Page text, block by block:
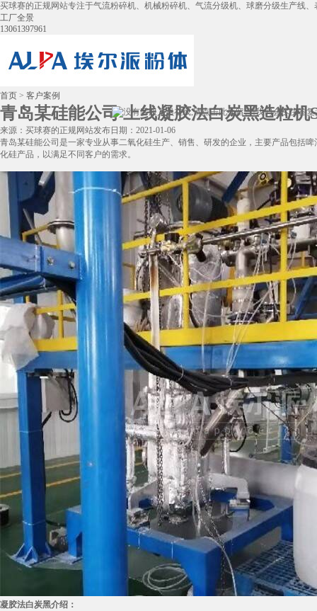
买球赛的正规网站专注于气流粉碎机、机械粉碎机、气流分级机、球磨分级生产线
工厂全景
13061397961
首页 > 客户案例
青岛某硅能公司 上线凝胶法白炭黑造粒机
来源：买球赛的正规网站发布日期：2021-01-06
青岛某硅能公司是一家专业从事二氧化硅生产、销售、研发的企业，主要产品包括
化硅产品，以满足不同客户的需求。
凝胶法白炭黑介绍：